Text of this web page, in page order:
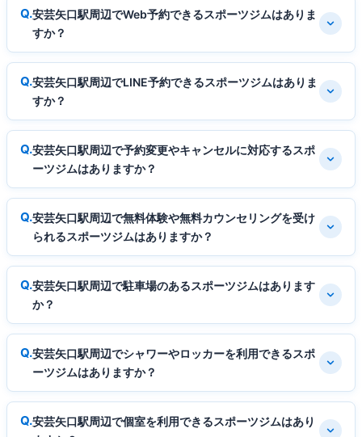
安芸矢口駅周辺でWeb予約できるスポーツジムはありま
すか？
安芸矢口駅周辺でLINE予約できるスポーツジムはありま
すか？
安芸矢口駅周辺で予約変更やキャンセルに対応するスポ
ーツジムはありますか？
安芸矢口駅周辺で無料体験や無料カウンセリングを受け
られるスポーツジムはありますか？
安芸矢口駅周辺で駐車場のあるスポーツジムはあります
か？
安芸矢口駅周辺でシャワーやロッカーを利用できるスポ
ーツジムはありますか？
安芸矢口駅周辺で個室を利用できるスポーツジムはあり